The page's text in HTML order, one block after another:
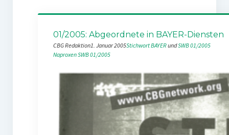
01/2005: Abgeordnete in BAYER-Diensten
CBG Redaktion1. Januar 2005Stichwort BAYER und SWB 01/2005
NaproxenSWB 01/2005